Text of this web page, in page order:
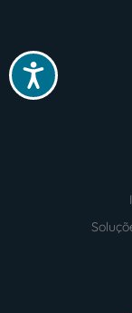
Acessibilidade